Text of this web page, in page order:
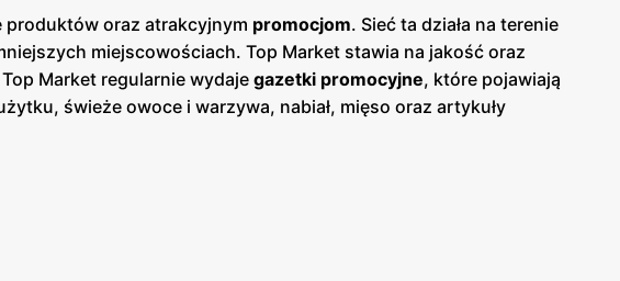
oraz atrakcyjnym promocjom. Sieć ta działa na terenie
miejscowościach. Top Market stawia na jakość oraz
Market regularnie wydaje gazetki promocyjne, które pojawiają
świeże owoce i warzywa, nabiał, mięso oraz artykuły
produkty, co znacznie obniża koszty codziennych zakupów.
i wygodę zakupów. Wiele sklepów jest wyposażonych w